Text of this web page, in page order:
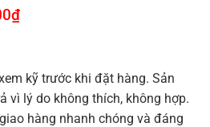
₫Giá
kỹ trước khi đặt hàng. Sản
vì lý do không thích, không hợp.
hàng nhanh chóng và đáng